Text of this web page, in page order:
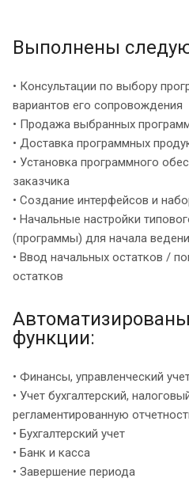
Выполнены
• Консультации по выбору
вариантов его сопровождения
• Продажа выбранных
• Доставка программных
• Установка программного
заказчика
• Создание интерфейсов и
• Начальные настройки
(программы) для начала
• Ввод начальных остатков /
остатков
функции:
• Финансы, управленческий
• Учет бухгалтерский,
регламентированную
• Бухгалтерский учет
• Банк и касса
• Завершение периода